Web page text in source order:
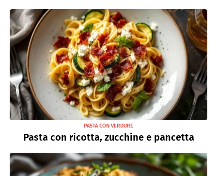
PASTA CON VERDURE
Pasta con ricotta, zucchine e pancetta